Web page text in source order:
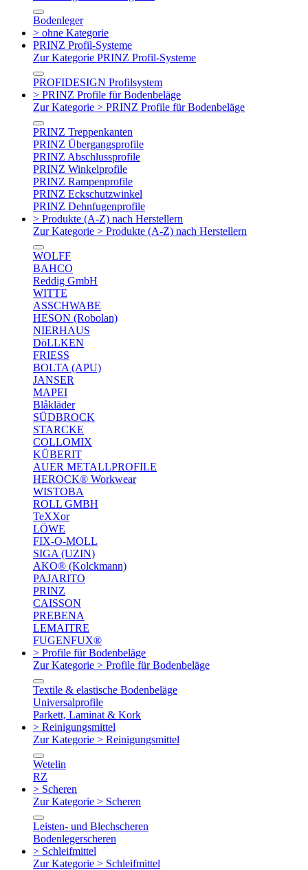
Bodenleger
> ohne Kategorie
PRINZ Profil-Systeme
Zur Kategorie PRINZ Profil-Systeme
PROFIDESIGN Profilsystem
> PRINZ Profile für Bodenbeläge
Zur Kategorie > PRINZ Profile für Bodenbeläge
PRINZ Treppenkanten
PRINZ Übergangsprofile
PRINZ Abschlussprofile
PRINZ Winkelprofile
PRINZ Rampenprofile
PRINZ Eckschutzwinkel
PRINZ Dehnfugenprofile
> Produkte (A-Z) nach Herstellern
Zur Kategorie > Produkte (A-Z) nach Herstellern
WOLFF
BAHCO
Reddig GmbH
WITTE
ASSCHWABE
HESON (Robolan)
NIERHAUS
DöLLKEN
FRIESS
BOLTA (APU)
JANSER
MAPEI
Blåkläder
SÜDBROCK
STARCKE
COLLOMIX
KÜBERIT
AUER METALLPROFILE
HEROCK® Workwear
WISTOBA
ROLL GMBH
TeXXor
LÖWE
FIX-O-MOLL
SIGA (UZIN)
AKO® (Kolckmann)
PAJARITO
PRINZ
CAISSON
PREBENA
LEMAITRE
FUGENFUX®
> Profile für Bodenbeläge
Zur Kategorie > Profile für Bodenbeläge
Textile & elastische Bodenbeläge
Universalprofile
Parkett, Laminat & Kork
> Reinigungsmittel
Zur Kategorie > Reinigungsmittel
Wetelin
RZ
> Scheren
Zur Kategorie > Scheren
Leisten- und Blechscheren
Bodenlegerscheren
> Schleifmittel
Zur Kategorie > Schleifmittel